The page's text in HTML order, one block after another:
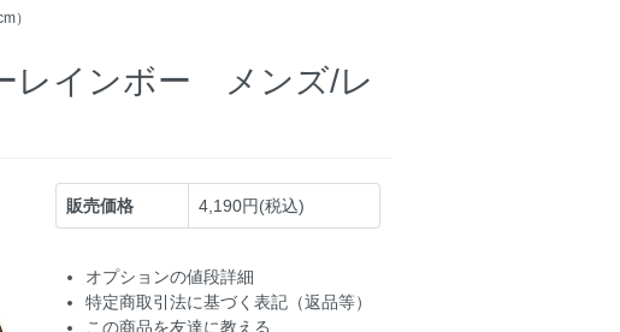
）
レインボー メンズ/レ
販売価格 4,190円(税込)
オプションの値段詳細
特定商取引法に基づく表記（返品等）
この商品を友達に教える